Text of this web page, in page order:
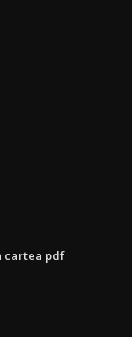
cartea pdf